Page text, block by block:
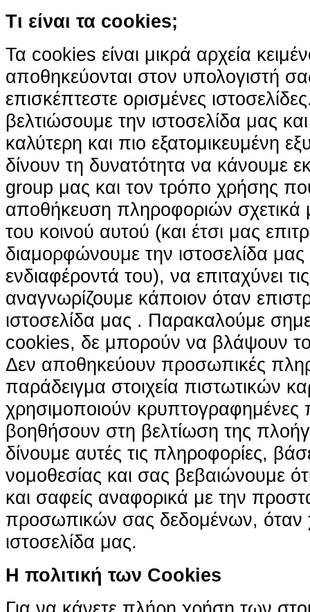
Τι είναι τα cookies;
Τα cookies είναι μικρά αρχεία
αποθηκεύονται στον υπολογιστή
επισκέπτεστε ορισμένες
βελτιώσουμε την ιστοσελίδα μας
καλύτερη και πιο εξατομικευμένη
δίνουν τη δυνατότητα να κάνουμε
group μας και τον τρόπο χρήσης
αποθήκευση πληροφοριών σχετικά
του κοινού αυτού (και έτσι μας
διαμορφώνουμε την ιστοσελίδα
ενδιαφέροντά του), να επιταχύνει
αναγνωρίζουμε κάποιον όταν
ιστοσελίδα μας . Παρακαλούμε
cookies, δε μπορούν να βλάψουν
Δεν αποθηκεύουν προσωπικές
παράδειγμα στοιχεία πιστωτικών
χρησιμοποιούν κρυπτογραφημένες
βοηθήσουν στη βελτίωση της
δίνουμε αυτές τις πληροφορίες,
νομοθεσίας και σας βεβαιώνουμε ότι
και σαφείς αναφορικά με την
προσωπικών σας δεδομένων, όταν
ιστοσελίδα μας.
H πολιτική των Cookies